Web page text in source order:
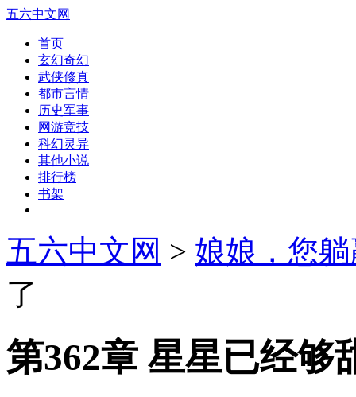
五六中文网
首页
玄幻奇幻
武侠修真
都市言情
历史军事
网游竞技
科幻灵异
其他小说
排行榜
书架
五六中文网 > 娘娘，您
了
第362章 星星已经够